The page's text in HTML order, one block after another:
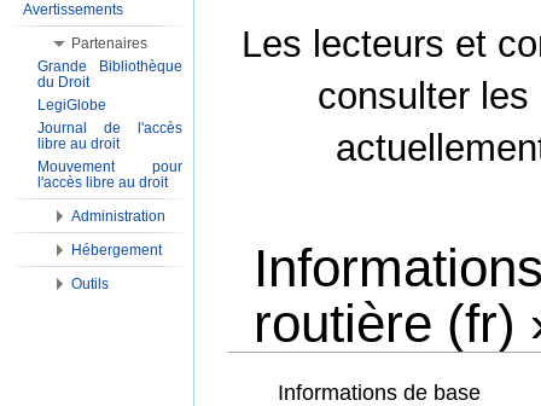
Les lecteurs et
consulter les
routière (fr)
Informations de base
Avertissements
Partenaires
Grande Bibliothèque
du Droit
LegiGlobe
Journal de l'accès
libre au droit
Mouvement pour
l'accès libre au droit
Administration
Hébergement
Outils